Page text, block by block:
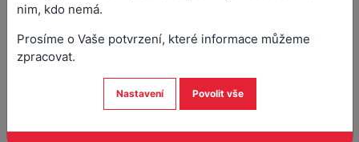
nim, kdo nemá.
Prosíme o Vaše potvrzení, které informace můžeme
zpracovat.
Nastavení Povolit vše